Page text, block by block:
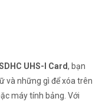
UHS-I Card, bạn
và những gì để xóa trên
máy tính bảng. Với